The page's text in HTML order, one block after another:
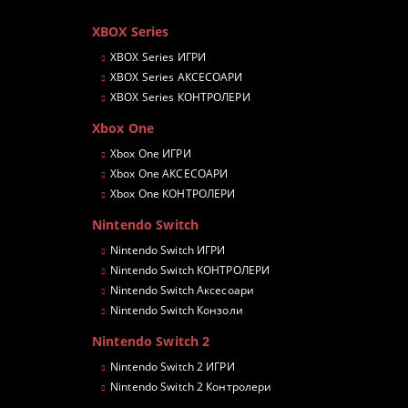
XBOX Series
XBOX Series ИГРИ
XBOX Series АКСЕСОАРИ
XBOX Series КОНТРОЛЕРИ
Xbox One
Xbox One ИГРИ
Xbox One АКСЕСОАРИ
Xbox One КОНТРОЛЕРИ
Nintendo Switch
Nintendo Switch ИГРИ
Nintendo Switch КОНТРОЛЕРИ
Nintendo Switch Аксесоари
Nintendo Switch Конзоли
Nintendo Switch 2
Nintendo Switch 2 ИГРИ
Nintendo Switch 2 Контролери